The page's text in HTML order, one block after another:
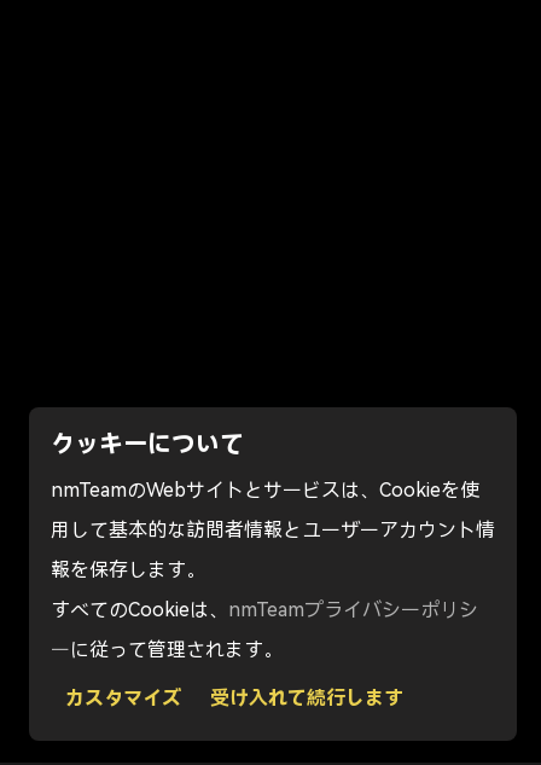
クッキーについて
nmTeamのWebサイトとサービスは、Cookieを使
用して基本的な訪問者情報とユーザーアカウント情
報を保存します。
すべてのCookieは、 nmTeamプライバシーポリシ
ーに従って管理されます。
カスタマイズ 受け入れて続行します